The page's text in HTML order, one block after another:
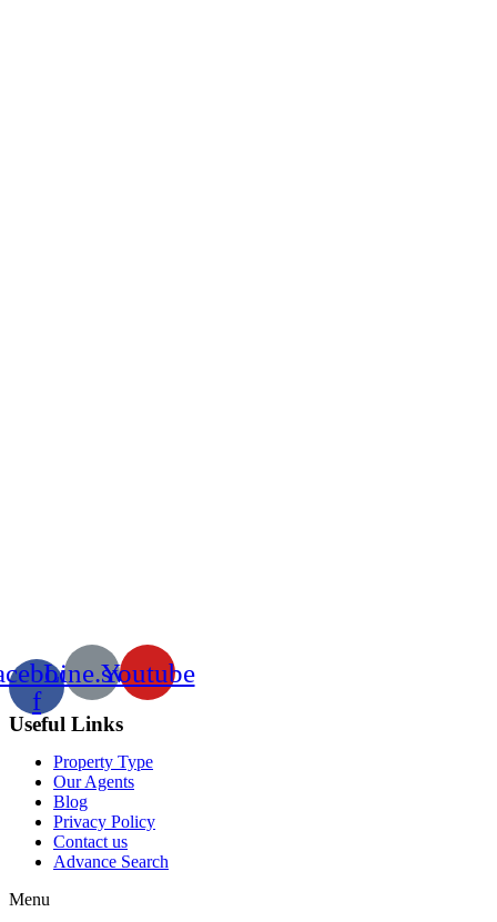
f
Line.svgYoutube
Useful Links
Property Type
Our Agents
Blog
Privacy Policy
Contact us
Advance Search
Menu